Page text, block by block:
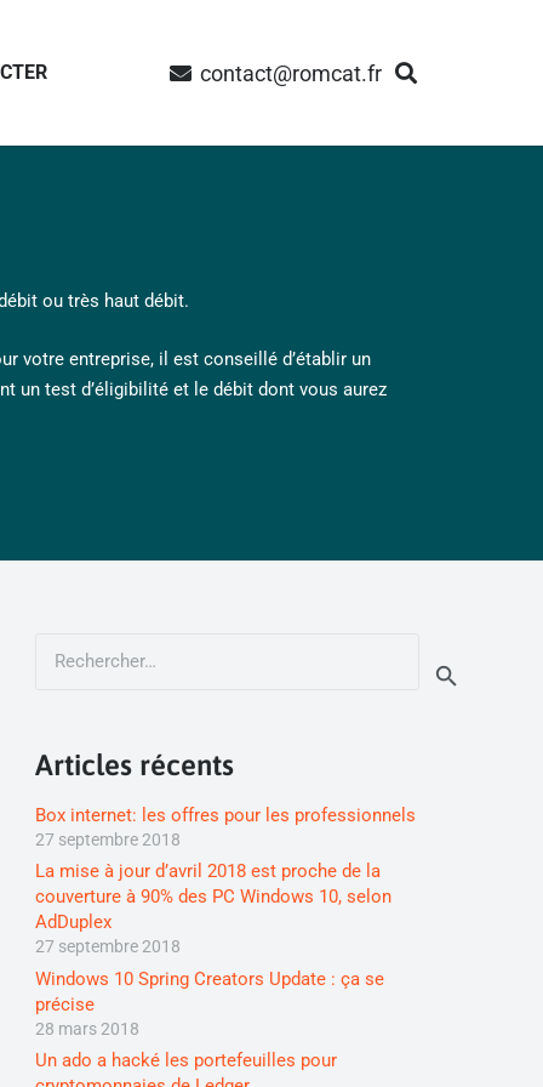
contact@romcat.fr
ou très haut débit.
votre entreprise, il est conseillé d’établir un
un test d’éligibilité et le débit dont vous aurez
Articles récents
Box internet: les offres pour les professionnels
27 septembre 2018
La mise à jour d’avril 2018 est proche de la
couverture à 90% des PC Windows 10, selon
AdDuplex
27 septembre 2018
Windows 10 Spring Creators Update : ça se
précise
28 mars 2018
Un ado a hacké les portefeuilles pour